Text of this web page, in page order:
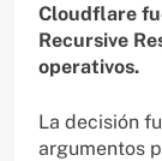
Cloudflare
Recursive
operativos.
La decisión
argumentos